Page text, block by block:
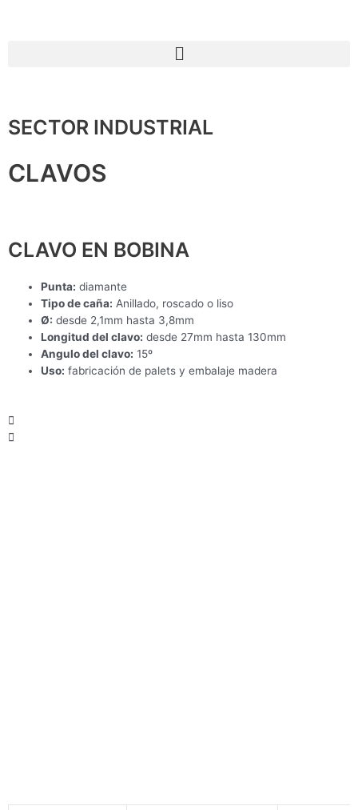
SECTOR INDUSTRIAL
CLAVOS
CLAVO EN BOBINA
Punta: diamante
Tipo de caña: Anillado, roscado o liso
Ø: desde 2,1mm hasta 3,8mm
Longitud del clavo: desde 27mm hasta 130mm
Angulo del clavo: 15º
Uso: fabricación de palets y embalaje madera